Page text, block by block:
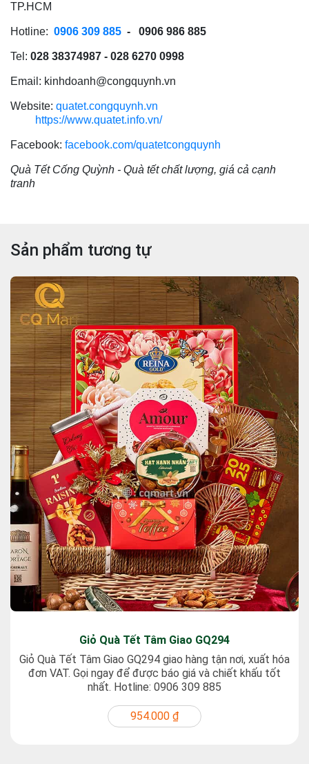
TP.HCM
Hotline: 0906 309 885 - 0906 986 885
Tel: 028 38374987 - 028 6270 0998
Email: kinhdoanh@congquynh.vn
Website: quatet.congquynh.vn
https://www.quatet.info.vn/
Facebook: facebook.com/quatetcongquynh
Quà Tết Cống Quỳnh - Quà tết chất lượng, giá cả cạnh
tranh
Sản phẩm tương tự
Giỏ Quà Tết Tâm Giao GQ294
Giỏ Quà Tết Tâm Giao GQ294 giao hàng tận nơi, xuất hóa
đơn VAT. Gọi ngay để được báo giá và chiết khấu tốt
nhất. Hotline: 0906 309 885
954.000 ₫